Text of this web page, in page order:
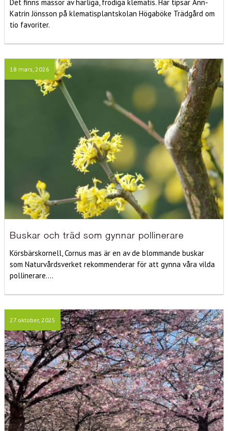
Det finns massor av härliga, frodiga klematis. Här tipsar Ann-
Katrin Jönsson på klematisplantskolan Högaböke Trädgård om
tio favoriter.
18 mars, 2026
Buskar och träd som gynnar pollinerare
Körsbärskornell, Cornus mas är en av de blommande buskar
som Naturvårdsverket rekommenderar för att gynna våra vilda
pollinerare....
27 oktober, 2025